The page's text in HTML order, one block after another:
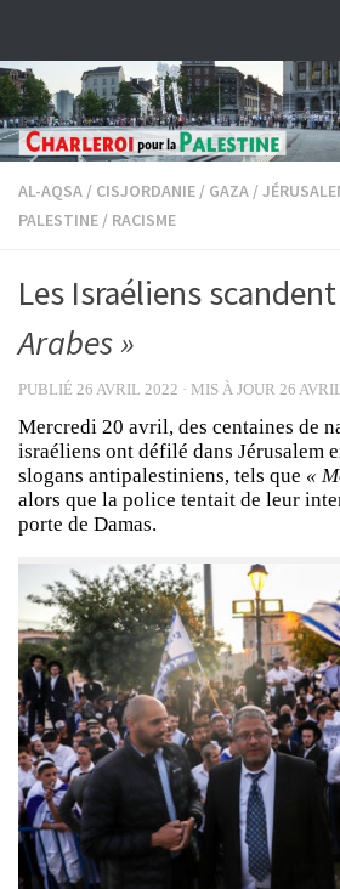
AL-AQSA / CISJORDANIE / GAZA /
PALESTINE / RACISME
Les Israéliens scandent
Arabes »
PUBLIÉ 26 AVRIL 2022 · MIS À JOUR 26
Mercredi 20 avril, des centaines de
israéliens ont défilé dans Jérusalem
slogans antipalestiniens, tels que «
alors que la police tentait de leur
porte de Damas.